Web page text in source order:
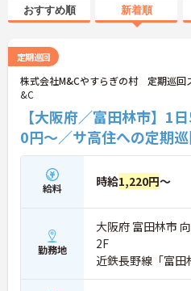
おすすめ順 新着順
定期巡回
株式会社M&Cやすらぎの村 定期巡回
&C
【大阪府／富田林市】1
0円～／サ高住への定期
給料 時給1,220円～
勤務地
大阪府 富田林市
2F
近鉄長野線「富